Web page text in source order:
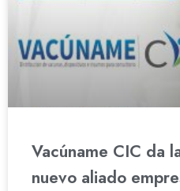
Vacúname CIC da
nuevo aliado